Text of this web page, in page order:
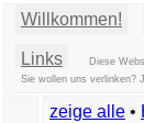
Willkommen!
Links
Diese
Sie wollen uns verlinken?
zeige alle •